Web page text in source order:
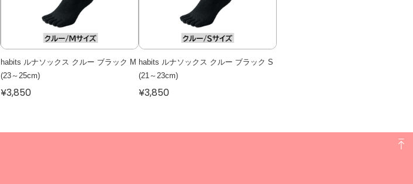
habits ルナソックス クルー ブラック M
(23～25cm)
¥3,850
habits ルナソックス クルー ブラック S
(21～23cm)
¥3,850